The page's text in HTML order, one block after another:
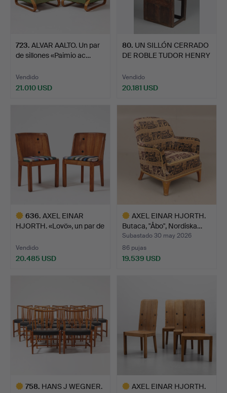
723. ALVAR AALTO. Un par
de sillones «Paimio ac…
Vendido
21.010 USD
80. UN SILLÓN CERRADO
DE ROBLE TUDOR HENRY
Vendido
20.181 USD
636. AXEL EINAR
HJORTH. «Lovö», un par de
Vendido
20.485 USD
AXEL EINAR HJORTH.
Butaca, "Åbo", Nordiska…
Subastado 30 may 2026
86 pujas
19.539 USD
758. HANS J WEGNER.
AXEL EINAR HJORTH.